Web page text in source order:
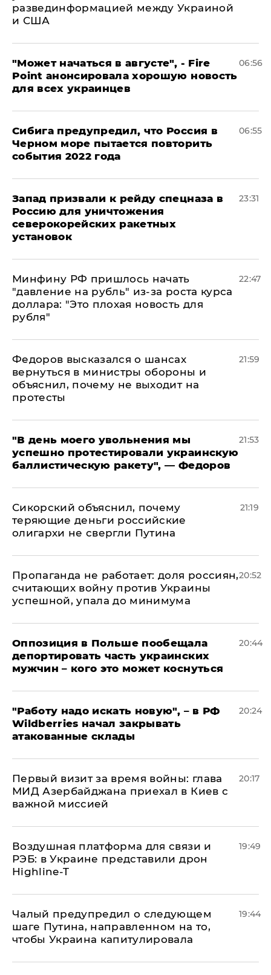
развединформацией между Украиной
и США
"Может начаться в августе", - Fire
Point анонсировала хорошую новость
для всех украинцев
06:56
Сибига предупредил, что Россия в
Черном море пытается повторить
события 2022 года
06:55
Запад призвали к рейду спецназа в
Россию для уничтожения
северокорейских ракетных
установок
23:31
Минфину РФ пришлось начать
"давление на рубль" из-за роста курса
доллара: "Это плохая новость для
рубля"
22:47
Федоров высказался о шансах
вернуться в министры обороны и
объяснил, почему не выходит на
протесты
21:59
​"В день моего увольнения мы
успешно протестировали украинскую
баллистическую ракету", — Федоров
21:53
Сикорский объяснил, почему
теряющие деньги российские
олигархи не свергли Путина
21:19
​Пропаганда не работает: доля россиян,
считающих войну против Украины
успешной, упала до минимума
20:52
Оппозиция в Польше пообещала
депортировать часть украинских
мужчин – кого это может коснуться
20:44
"Работу надо искать новую", – в РФ
Wildberries начал закрывать
атакованные склады
20:24
Первый визит за время войны: глава
МИД Азербайджана приехал в Киев с
важной миссией
20:17
Воздушная платформа для связи и
РЭБ: в Украине представили дрон
Highline-T
19:49
Чалый предупредил о следующем
шаге Путина, направленном на то,
чтобы Украина капитулировала
19:44